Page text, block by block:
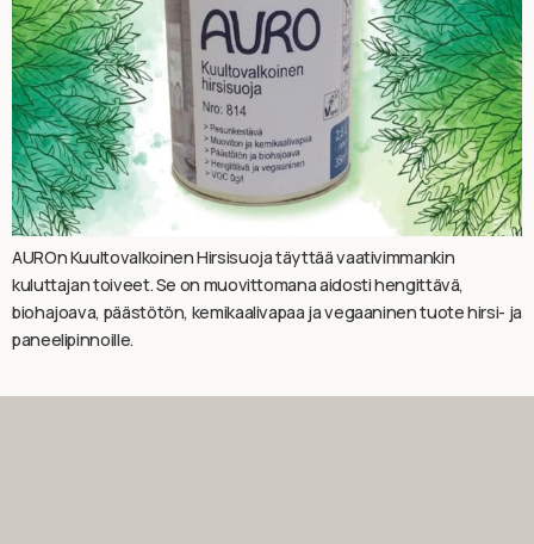
AUROn Kuultovalkoinen Hirsisuoja täyttää vaativimmankin
kuluttajan toiveet. Se on muovittomana aidosti hengittävä,
biohajoava, päästötön, kemikaalivapaa ja vegaaninen tuote hirsi- ja
paneelipinnoille.